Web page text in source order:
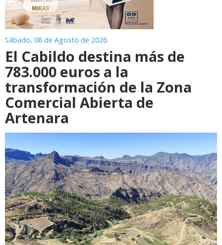
Sábado, 08 de Agosto de 2026
El Cabildo destina más de
783.000 euros a la
transformación de la Zona
Comercial Abierta de
Artenara